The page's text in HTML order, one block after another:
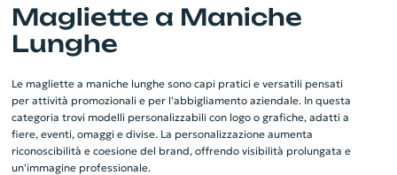
Magliette a Maniche
Lunghe
Le magliette a maniche lunghe sono capi pratici e versatili pensati
per attività promozionali e per l'abbigliamento aziendale. In questa
categoria trovi modelli personalizzabili con logo o grafiche, adatti a
fiere, eventi, omaggi e divise. La personalizzazione aumenta
riconoscibilità e coesione del brand, offrendo visibilità prolungata e
un'immagine professionale.